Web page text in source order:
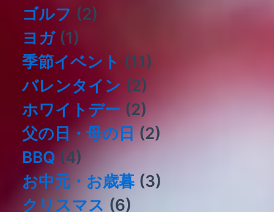
ゴルフ (2)
ヨガ(1)
季節イベント (11)
バレンタイン (2)
ホワイトデー (2)
父の日・母の日(2)
BBQ (4)
お中元・お歳暮(3)
クリスマス (6)